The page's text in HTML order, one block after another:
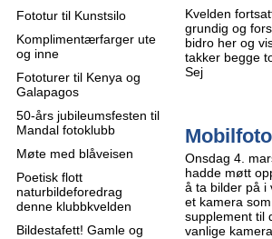
Fototur til Kunstsilo
Komplimentærfarger ute
og inne
Fototurer til Kenya og
Galapagos
50-års jubileumsfesten til
Mandal fotoklubb
Møte med blåveisen
Poetisk flott
naturbildeforedrag
denne klubbkvelden
Bildestafett! Gamle og
Kvelden
grundig og
bidro her og
takker begge
Sej
Mobilfoto
Onsdag 4.
hadde møtt
å ta bilder på i
et kamera
supplement til
vanlige